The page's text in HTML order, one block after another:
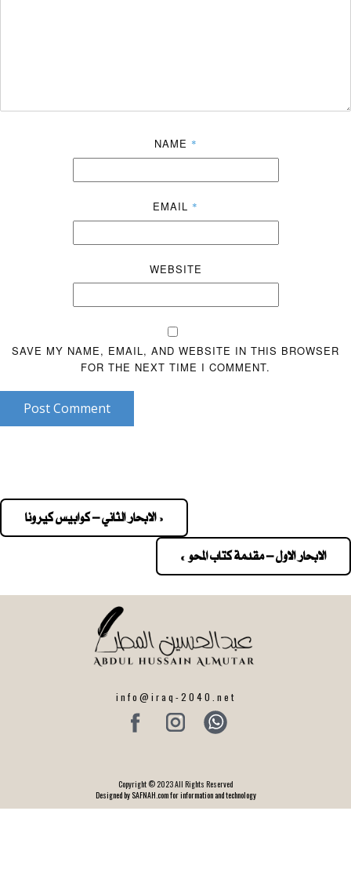
NAME *
EMAIL *
WEBSITE
SAVE MY NAME, EMAIL, AND WEBSITE IN THIS BROWSER
FOR THE NEXT TIME I COMMENT.
Post Comment
navigation
« الابحار الثاني – كوابيس كيرونا
الابحار الاول – مقدمة كتاب المحو »
info@iraq-2040.net
Copyright © 2023 All Rights Reserved
Designed by SAFNAH.com for information and technology